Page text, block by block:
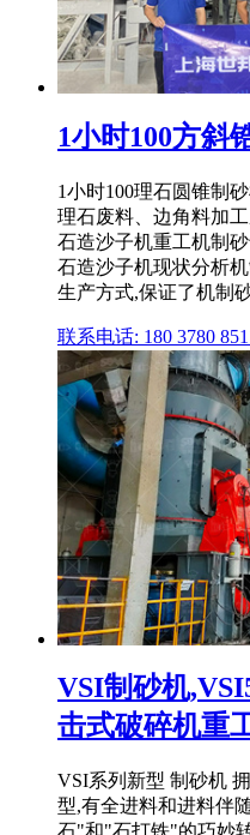
1小时100方斜
1小时100理石圆锥制
理石废料、边角料加
石造沙子机重工机制
石造沙子机现状分析
生产方式,保证了机制
联系电话: 180 3780
VSI制砂机
击式破碎机重
VSI系列新型 制砂机
型,有全进料和进料伴